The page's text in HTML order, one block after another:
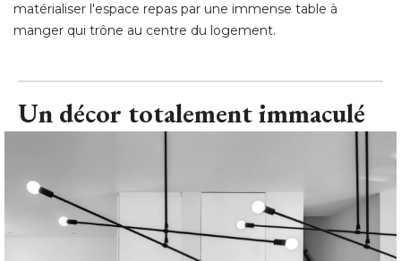
matérialiser l'espace repas par une immense table à
manger qui trône au centre du logement.
Un décor totalement immaculé